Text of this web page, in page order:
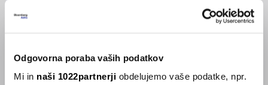
Odgovorna poraba vaših podatkov
Mi in naši 1022partnerji obdelujemo vaše podatke, npr.
VSE NOVICE IZ RUBRIKE SMART